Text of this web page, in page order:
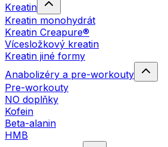
Kreatin
Kreatin monohydrát
Kreatin Creapure®
Vícesložkový kreatin
Kreatin jiné formy
Anabolizéry a pre-workouty
Pre-workouty
NO doplňky
Kofein
Beta-alanin
HMB